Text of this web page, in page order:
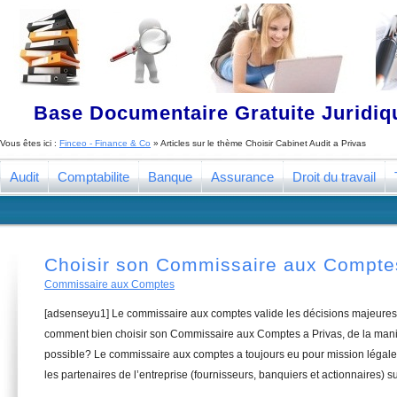
Base Documentaire Gratuite
Vous êtes ici : Finceo - Finance & Co » Articles sur le thème Choisir Cabinet Audit a Privas
Audit Comptabilite Banque Assurance Droit du travail
Choisir son Commissaire aux
Commissaire aux Comptes
[adsenseyu1] Le commissaire aux comptes valide les décisions
comment bien choisir son Commissaire aux Comptes a Privas, de la
possible? Le commissaire aux comptes a toujours eu pour mission
les partenaires de l’entreprise (fournisseurs, banquiers et actionnaires)